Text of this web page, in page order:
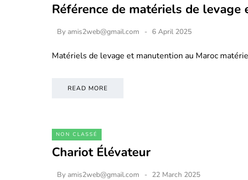
Référence de matériels de
By amis2web@gmail.com 6 April 2025
Matériels de levage et manutention au Maroc
READ MORE
NON CLASSÉ
Chariot Élévateur
By amis2web@gmail.com 22 March 2025